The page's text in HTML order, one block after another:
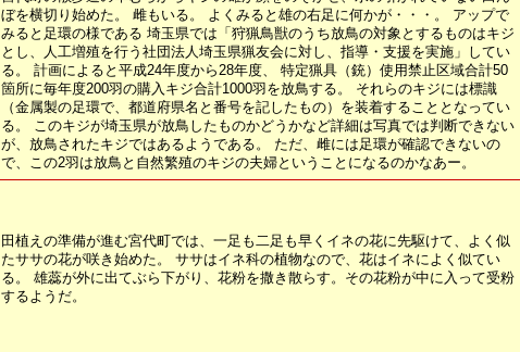
ぼを横切り始めた。 雌もいる。 よくみると雄の右足に何かが・・・。 アップで
みると足環の様である 埼玉県では「狩猟鳥獣のうち放鳥の対象とするものはキジ
とし、人工増殖を行う社団法人埼玉県猟友会に対し、指導・支援を実施」してい
る。 計画によると平成24年度から28年度、 特定猟具（銃）使用禁止区域合計50
箇所に毎年度200羽の購入キジ合計1000羽を放鳥する。 それらのキジには標識
（金属製の足環で、都道府県名と番号を記したもの）を装着することとなってい
る。 このキジが埼玉県が放鳥したものかどうかなど詳細は写真では判断できない
が、放鳥されたキジではあるようである。 ただ、雌には足環が確認できないの
で、この2羽は放鳥と自然繁殖のキジの夫婦ということになるのかなあー。
田植えの準備が進む宮代町では、一足も二足も早くイネの花に先駆けて、よく似
たササの花が咲き始めた。 ササはイネ科の植物なので、花はイネによく似てい
る。 雄蕊が外に出てぶら下がり、花粉を撒き散らす。その花粉が中に入って受粉
するようだ。